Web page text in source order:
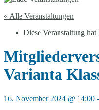
« Alle Veranstaltungen
Diese Veranstaltung hat
Varianta
16. November 2024 @ 14:00 -